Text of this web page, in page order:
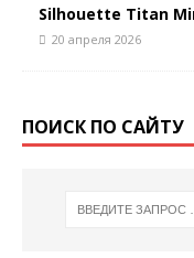
Silhouette Titan
20 апреля 2026
ПОИСК ПО САЙТУ